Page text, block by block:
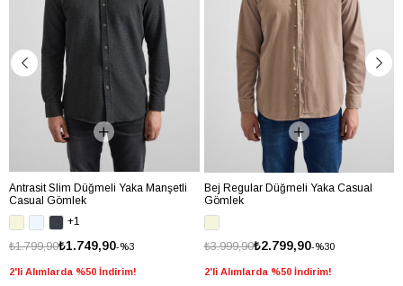
Antrasit Slim Düğmeli Yaka Manşetli
Casual Gömlek
+1
%3
₺1.749,90
₺1.799,90
2'li Alımlarda %50 İndirim!
Bej Regular Düğmeli Yaka Casual
Gömlek
%30
₺2.799,90
₺3.999,90
2'li Alımlarda %50 İndirim!